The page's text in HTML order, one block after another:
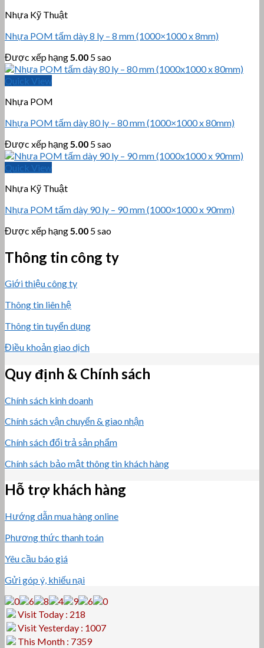
Nhựa Kỹ Thuật
Nhựa POM tấm dày 8 ly – 8 mm (1000×1000 x 8mm)
Được xếp hạng5.00 5 sao
Quick View
Nhựa POM
Nhựa POM tấm dày 80 ly – 80 mm (1000×1000 x 80mm)
Được xếp hạng5.00 5 sao
Quick View
Nhựa Kỹ Thuật
Nhựa POM tấm dày 90 ly – 90 mm (1000×1000 x 90mm)
Được xếp hạng5.00 5 sao
Thông tin công ty
Giới thiệu công ty
Thông tin liên hệ
Thông tin tuyển dụng
Điều khoản giao dịch
Quy định & Chính sách
Chính sách kinh doanh
Chính sách vận chuyển & giao nhận
Chính sách đổi trả sản phẩm
Chính sách bảo mật thông tin khách hàng
Hỗ trợ khách hàng
Hướng dẫn mua hàng online
Phương thức thanh toán
Yêu cầu báo giá
Gửi góp ý, khiếu nại
Visit Today : 218
Visit Yesterday : 1007
This Month : 7359